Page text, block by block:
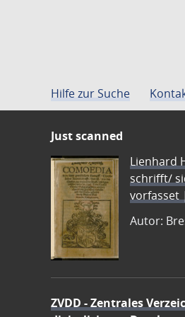
Hilfe zur Suche
Just scanned
Lienhard
schrifft/
vorfasset
Autor:
ZVDD - Zentrales